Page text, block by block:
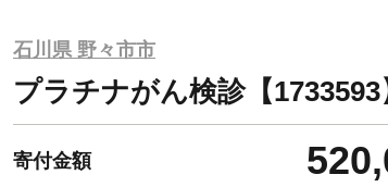
石川県 野々市市
プラチナがん検診【1733593
寄付金額